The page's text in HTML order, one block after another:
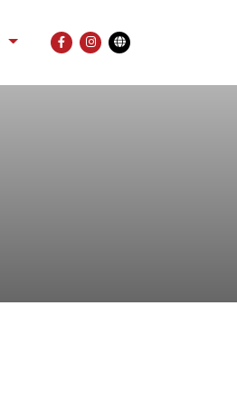
FACEBOOK
INSTAGRAM
Übersetzung